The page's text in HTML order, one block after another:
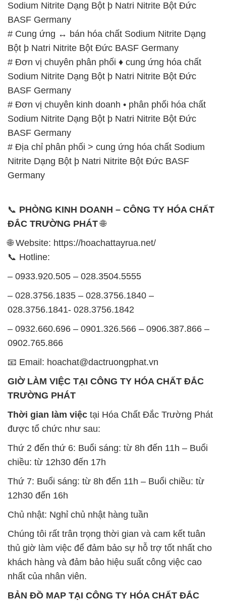
Sodium Nitrite Dạng Bột þ Natri Nitrite Bột Đức
BASF Germany
# Cung ứng ↔ bán hóa chất Sodium Nitrite Dạng
Bột þ Natri Nitrite Bột Đức BASF Germany
# Đơn vị chuyên phân phối ♦ cung ứng hóa chất
Sodium Nitrite Dạng Bột þ Natri Nitrite Bột Đức
BASF Germany
# Đơn vị chuyên kinh doanh • phân phối hóa chất
Sodium Nitrite Dạng Bột þ Natri Nitrite Bột Đức
BASF Germany
# Địa chỉ phân phối > cung ứng hóa chất Sodium
Nitrite Dạng Bột þ Natri Nitrite Bột Đức BASF
Germany
📞 PHÒNG KINH DOANH – CÔNG TY HÓA CHẤT
ĐẮC TRƯỜNG PHÁT🌐
🌐 Website: https://hoachattayrua.net/
📞 Hotline:
– 0933.920.505 – 028.3504.5555
– 028.3756.1835 – 028.3756.1840 –
028.3756.1841- 028.3756.1842
– 0932.660.696 – 0901.326.566 – 0906.387.866 –
0902.765.866
📧 Email: hoachat@dactruongphat.vn
GIỜ LÀM VIỆC TẠI CÔNG TY HÓA CHẤT ĐẮC
TRƯỜNG PHÁT
Thời gian làm việc tại Hóa Chất Đắc Trường Phát
được tổ chức như sau:
Thứ 2 đến thứ 6: Buổi sáng: từ 8h đến 11h – Buổi
chiều: từ 12h30 đến 17h
Thứ 7: Buổi sáng: từ 8h đến 11h – Buổi chiều: từ
12h30 đến 16h
Chủ nhật: Nghỉ chủ nhật hàng tuần
Chúng tôi rất trân trọng thời gian và cam kết tuân
thủ giờ làm việc để đảm bảo sự hỗ trợ tốt nhất cho
khách hàng và đảm bảo hiệu suất công việc cao
nhất của nhân viên.
BẢN ĐỒ MAP TẠI CÔNG TY HÓA CHẤT ĐẮC